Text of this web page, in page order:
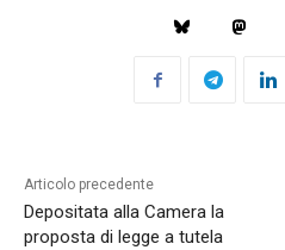
Articolo precedente
Depositata alla Camera la
proposta di legge a tutela